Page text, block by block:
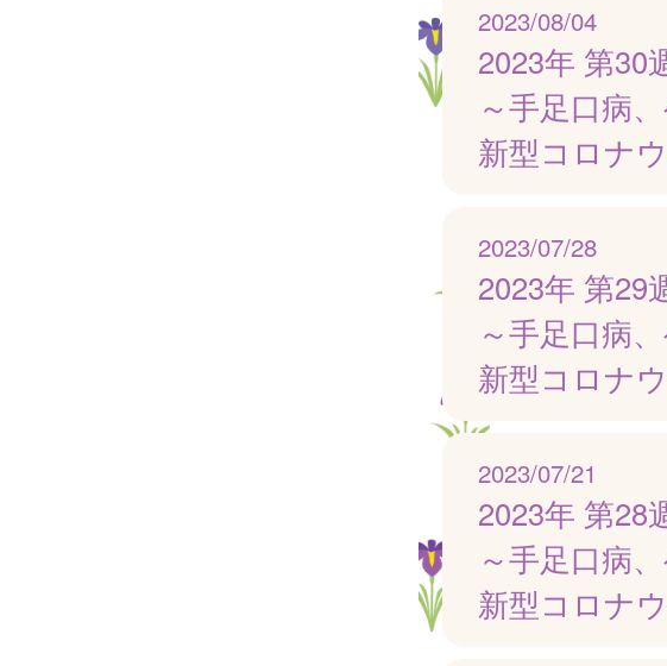
2023/08/04
2023年 第30
～手足口病
新型コロナ
2023/07/28
2023年 第29
～手足口病
新型コロナ
2023/07/21
2023年 第28
～手足口病
新型コロナ